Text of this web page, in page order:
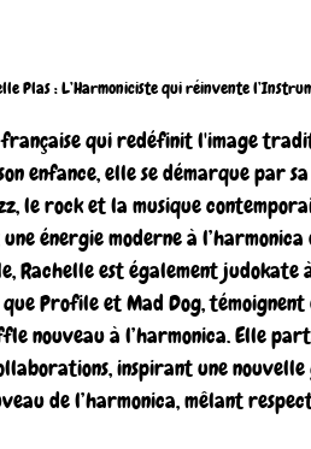
Plas : L’Harmoniciste qui réinvente
française qui redéfinit l'image
enfance, elle se démarque par
le rock et la musique
énergie moderne à l’harmonica
Rachelle est également
Profile et Mad Dog,
nouveau à l’harmonica. Elle
inspirant une nouvelle
de l’harmonica, mêlant